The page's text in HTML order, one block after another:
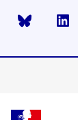
Bluesky